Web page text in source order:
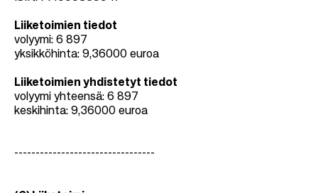
Liiketoimien tiedot
volyymi: 6 897
yksikköhinta: 9,36000 euroa
Liiketoimien yhdistetyt tiedot
volyymi yhteensä: 6 897
keskihinta: 9,36000 euroa
---------------------------------